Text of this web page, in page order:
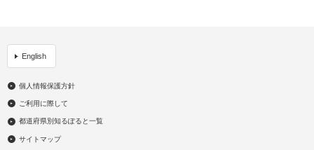
English
個人情報保護方針
ご利用に際して
都道府県別知るぽると一覧
サイトマップ